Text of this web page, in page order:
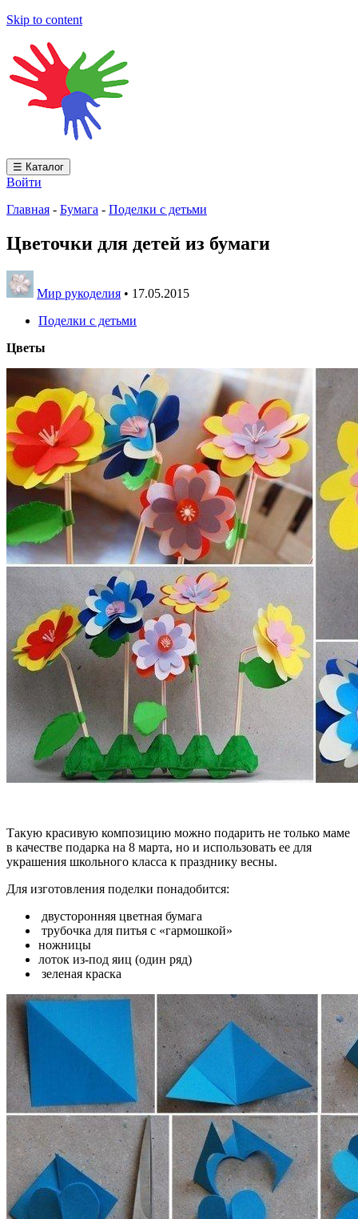
Skip to content
☰ Каталог
Войти
Главная - Бумага - Поделки с детьми
Цветочки для детей из бумаги
Мир рукоделия • 17.05.2015
Поделки с детьми
Цветы
Такую красивую композицию можно подарить не только маме
в качестве подарка на 8 марта, но и использовать ее для
украшения школьного класса к празднику весны.
Для изготовления поделки понадобится:
двусторонняя цветная бумага
трубочка для питья с «гармошкой»
ножницы
лоток из-под яиц (один ряд)
зеленая краска